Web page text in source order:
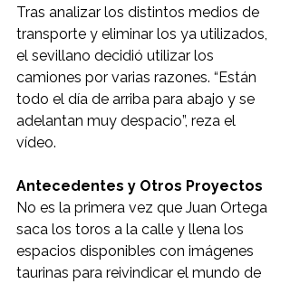
Tras analizar los distintos medios de
transporte y eliminar los ya utilizados,
el sevillano decidió utilizar los
camiones por varias razones. “Están
todo el día de arriba para abajo y se
adelantan muy despacio”, reza el
vídeo.
Antecedentes y Otros Proyectos
No es la primera vez que Juan Ortega
saca los toros a la calle y llena los
espacios disponibles con imágenes
taurinas para reivindicar el mundo de